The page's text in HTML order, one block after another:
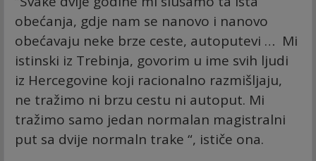
obećanja, gdje nam se nanovo i nanovo
obećavaju neke brze ceste, autoputevi … Mi
istinski iz Trebinja, govorim u ime svih ljudi
iz Hercegovine koji racionalno razmišljaju,
ne tražimo ni brzu cestu ni autoput. Mi
tražimo samo jedan normalan magistralni
put sa dvije normaln trake “, ističe ona.